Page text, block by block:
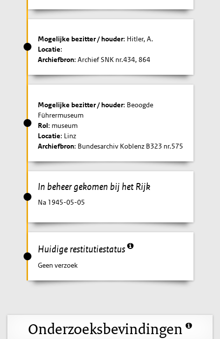
Mogelijke bezitter / houder: Hitler, A.
Locatie:
Archiefbron: Archief SNK nr.434, 864
Mogelijke bezitter / houder: Beoogde
Führermuseum
Rol: museum
Locatie: Linz
Archiefbron: Bundesarchiv Koblenz B323 nr.575
In beheer gekomen bij het Rijk
Na 1945-05-05
Huidige restitutiestatus
Geen verzoek
Onderzoeksbevindingen